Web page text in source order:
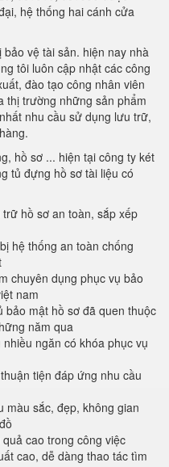
hệ thống hai cánh cửa
vệ tài sản. hiện nay nhà
tôi luôn cập nhật các công
đào tạo công nhân viên
thị trường những sản phẩm
nhu cầu sử dụng lưu trữ,
hồ sơ ... hiện tại công ty két
tủ đựng hồ sơ tài liệu có
hồ sơ an toàn, sắp xếp
hệ thống an toàn chống
chuyên dụng phục vụ bảo
nam
bảo mật hồ sơ đã quen thuộc
năm qua
nhiều ngăn có khóa phục vụ
tiện đáp ứng nhu cầu
màu sắc, đẹp, không gian
cao trong công việc
cao, dễ dàng thao tác tìm